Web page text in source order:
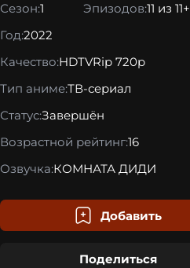
Сезон:1 Эпизодов:11 из 11+
Год:2022
Качество:HDTVRip 720p
Тип аниме:ТВ-сериал
Статус:Завершён
Возрастной рейтинг:16
Озвучка:КОМНАТА ДИДИ
Добавить
Поделиться